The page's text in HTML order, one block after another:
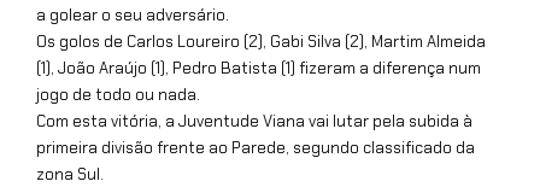
a golear o seu adversário.
Os golos de Carlos Loureiro (2), Gabi Silva (2), Martim Almeida
(1), João Araújo (1), Pedro Batista (1) fizeram a diferença num
jogo de todo ou nada.
Com esta vitória, a Juventude Viana vai lutar pela subida à
primeira divisão frente ao Parede, segundo classificado da
zona Sul.